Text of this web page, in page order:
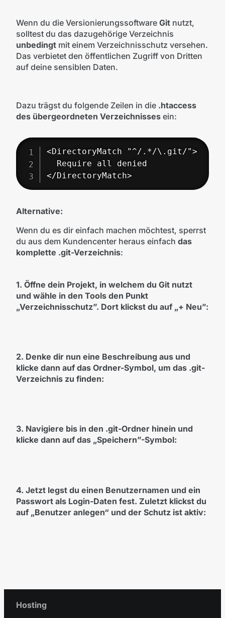
Wenn du die Versionierungssoftware Gitnutzt,
solltest du das dazugehörige Verzeichnis
unbedingtmit einem Verzeichnisschutz versehen.
Das verbietet den öffentlichen Zugriff von Dritten
auf deine sensiblen Daten.
Dazu trägst du folgende Zeilen in die .htaccess
des übergeordneten Verzeichnissesein:
<DirectoryMatch "^/.*/\.git/">
Require all denied
</DirectoryMatch>
Alternative:
Wenn du es dir einfach machen möchtest, sperrst
du aus dem Kundencenter heraus einfach das
komplette .git-Verzeichnis:
1. Öffne dein Projekt, in welchem du Git nutzt
und wähle in den Tools den Punkt
„Verzeichnisschutz”. Dort klickst du auf „+ Neu”:
2. Denke dir nun eine Beschreibung aus und
klicke dann auf das Ordner-Symbol, um das .git-
Verzeichnis zu finden:
3. Navigiere bis in den .git-Ordner hinein und
klicke dann auf das „Speichern”-Symbol:
4. Jetzt legst du einen Benutzernamen und ein
Passwort als Login-Daten fest. Zuletzt klickst du
auf „Benutzer anlegen“ und der Schutz ist aktiv:
Hosting